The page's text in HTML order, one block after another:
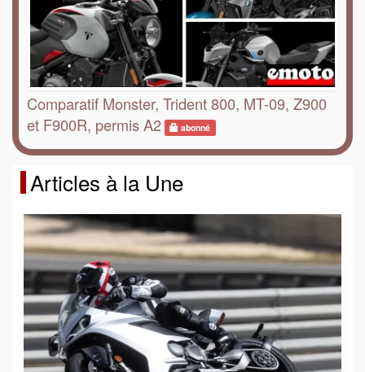
Comparatif Monster, Trident 800, MT-09, Z900
et F900R, permis A2
abonné
Articles à la Une